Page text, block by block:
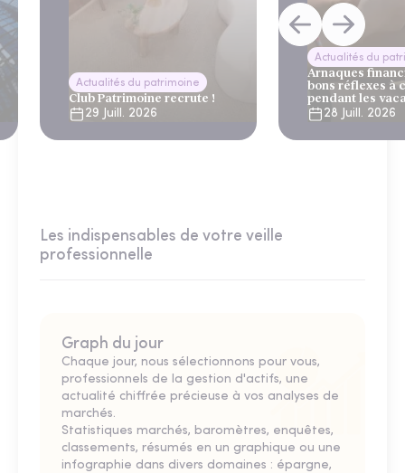
Actualités du patrimoine
Club Patrimoine recrute !
29 Juill. 2026
Actualités du
Arnaques
bons réflexes à
pendant les
28 Juill. 2026
Les indispensables de votre veille
professionnelle
Graph du jour
Chaque jour, nous sélectionnons pour vous,
professionnels de la gestion d'actifs, une
actualité chiffrée précieuse à vos analyses de
marchés.
Statistiques marchés, baromètres, enquêtes,
classements, résumés en un graphique ou une
infographie dans divers domaines : épargne,